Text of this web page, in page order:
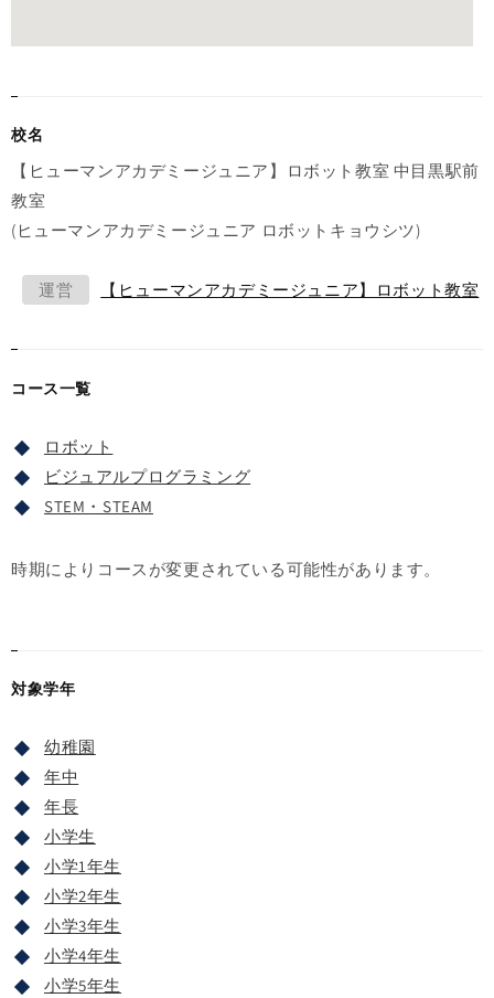
校名
【ヒューマンアカデミージュニア】ロボット教室 中目黒駅前
教室
(ヒューマンアカデミージュニア ロボットキョウシツ)
運営 【ヒューマンアカデミージュニア】ロボット教室
コース一覧
ロボット
ビジュアルプログラミング
STEM・STEAM
時期によりコースが変更されている可能性があります。
対象学年
幼稚園
年中
年長
小学生
小学1年生
小学2年生
小学3年生
小学4年生
小学5年生